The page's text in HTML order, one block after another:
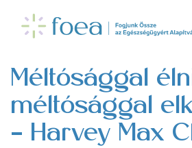
tartalomra
Méltósággal
méltósággal
– Harvey Max